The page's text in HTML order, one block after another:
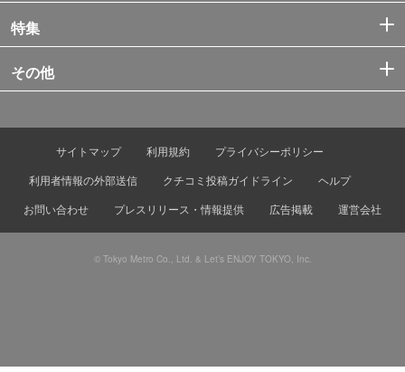
特集
その他
サイトマップ 利用規約
プライバシーポリシー
利用者情報の外部送信
クチコミ投稿ガイドライン
ヘルプ
お問い合わせ
プレスリリース・情報提供 広告掲載 運営会社
© Tokyo Metro Co., Ltd. & Let’s ENJOY TOKYO, Inc.